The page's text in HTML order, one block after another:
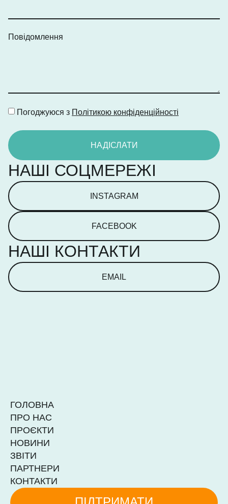
Повідомлення
Погоджуюся з Політикою конфіденційності
НАДІСЛАТИ
НАШІ СОЦМЕРЕЖІ
INSTAGRAM
FACEBOOK
НАШІ КОНТАКТИ
EMAIL
ГОЛОВНА
ПРО НАС
ПРОЄКТИ
НОВИНИ
ЗВІТИ
ПАРТНЕРИ
КОНТАКТИ